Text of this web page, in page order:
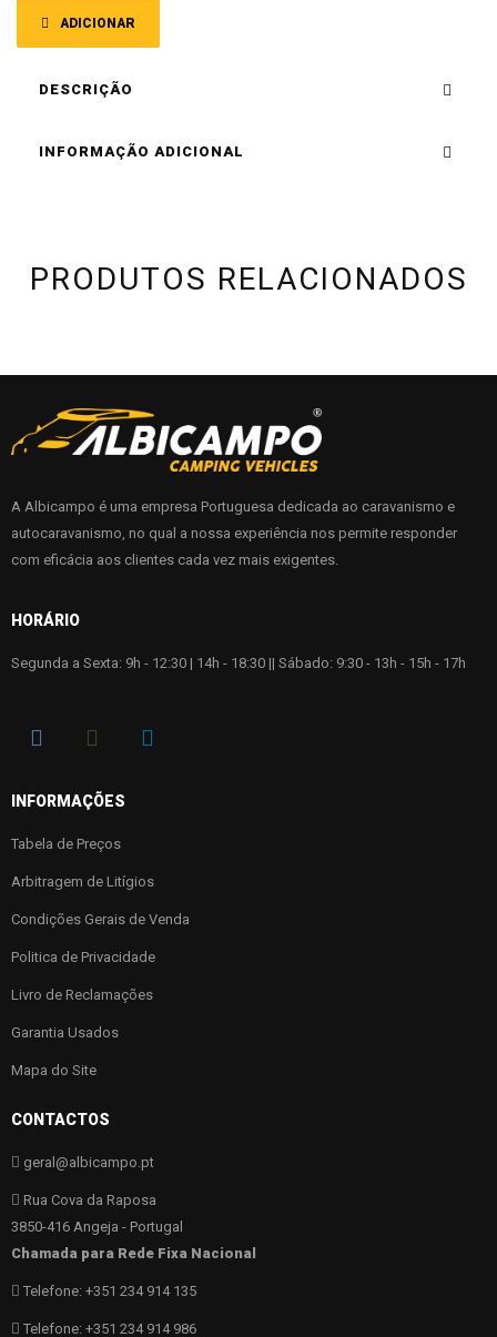
ADICIONAR
DESCRIÇÃO
INFORMAÇÃO ADICIONAL
PRODUTOS RELACIONADOS
A Albicampo é uma empresa Portuguesa dedicada ao caravanismo e
autocaravanismo, no qual a nossa experiência nos permite responder
com eficácia aos clientes cada vez mais exigentes.
HORÁRIO
Segunda a Sexta: 9h - 12:30 | 14h - 18:30 || Sábado: 9:30 - 13h - 15h - 17h
INFORMAÇÕES
Tabela de Preços
Arbitragem de Litígios
Condições Gerais de Venda
Politica de Privacidade
Livro de Reclamações
Garantia Usados
Mapa do Site
CONTACTOS
geral@albicampo.pt
Rua Cova da Raposa
3850-416 Angeja - Portugal
Chamada para Rede Fixa Nacional
Telefone: +351 234 914 135
Telefone: +351 234 914 986